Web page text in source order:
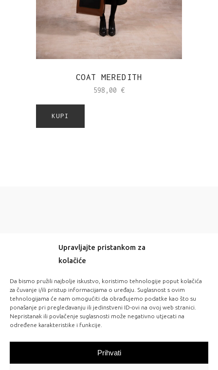
Upravljajte pristankom za
kolačiće
Da bismo pružili najbolje iskustvo, koristimo tehnologije poput kolačića
za čuvanje i/ili pristup informacijama o uređaju. Suglasnost s ovim
tehnologijama će nam omogućiti da obrađujemo podatke kao što su
ponašanje pri pregledavanju ili jedinstveni ID-ovi na ovoj web stranici.
Nepristanak ili povlačenje suglasnosti može negativno utjecati na
određene karakteristike i funkcije.
Prihvati
COAT MEREDITH
598,00 €
KUPI
FOLLOW US:
NEW IN STORES
Check out our latest arrivals!